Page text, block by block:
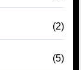
(2)
(5)